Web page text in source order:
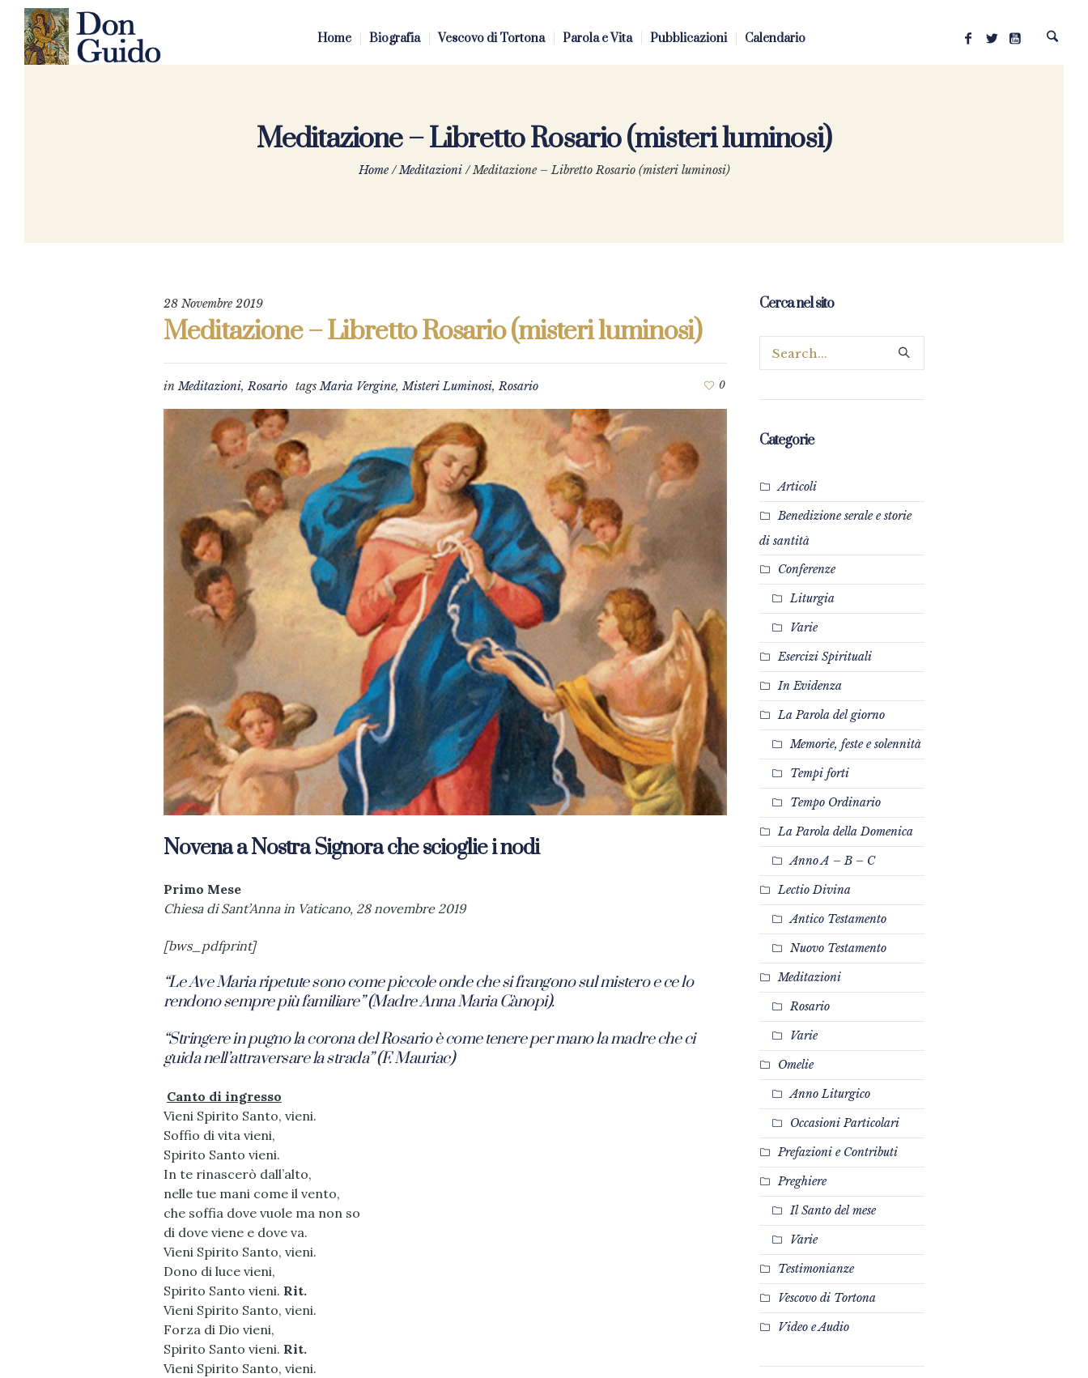
Home Biografia Vescovo di Tortona Parola e Vita Pubblicazioni Calendario
Meditazione – Libretto Rosario (misteri luminosi)
Home /Meditazioni /Meditazione – Libretto Rosario (misteri luminosi)
28 Novembre 2019
Meditazione – Libretto Rosario (misteri luminosi)
inMeditazioni,Rosario tagsMaria Vergine,Misteri Luminosi,Rosario 0
Novena a Nostra Signora che scioglie i nodi
Primo Mese
Chiesa di Sant’Anna in Vaticano, 28 novembre 2019
[bws_pdfprint]
“Le Ave Maria ripetute sono come piccole onde che si frangono sul mistero e ce lo
rendono sempre più familiare” (Madre Anna Maria Cànopi).
“Stringere in pugno la corona del Rosario è come tenere per mano la madre che ci
guida nell’attraversare la strada”(F. Mauriac)
Canto di ingresso
Vieni Spirito Santo, vieni.
Soffio di vita vieni,
Spirito Santo vieni.
In te rinascerò dall’alto,
nelle tue mani come il vento,
che soffia dove vuole ma non so
di dove viene e dove va.
Vieni Spirito Santo, vieni.
Dono di luce vieni,
Spirito Santo vieni. Rit.
Vieni Spirito Santo, vieni.
Forza di Dio vieni,
Spirito Santo vieni. Rit.
Vieni Spirito Santo, vieni.
Cerca nel sito
Categorie
Articoli
Benedizione serale e storie
di santità
Conferenze
Liturgia
Varie
Esercizi Spirituali
In Evidenza
La Parola del giorno
Memorie, feste e solennità
Tempi forti
Tempo Ordinario
La Parola della Domenica
Anno A – B – C
Lectio Divina
Antico Testamento
Nuovo Testamento
Meditazioni
Rosario
Varie
Omelie
Anno Liturgico
Occasioni Particolari
Prefazioni e Contributi
Preghiere
Il Santo del mese
Varie
Testimonianze
Vescovo di Tortona
Video e Audio